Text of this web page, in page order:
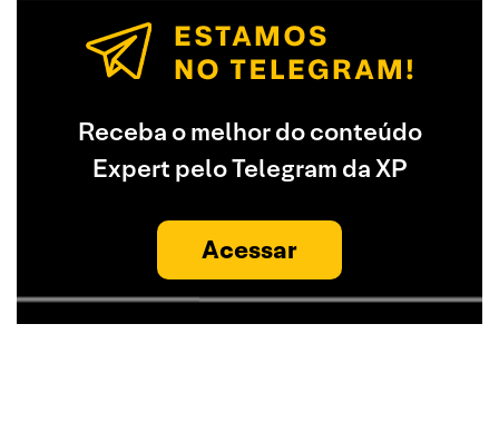
Receba o melhor do conteúdo
Expert pelo Telegram da XP
Acessar